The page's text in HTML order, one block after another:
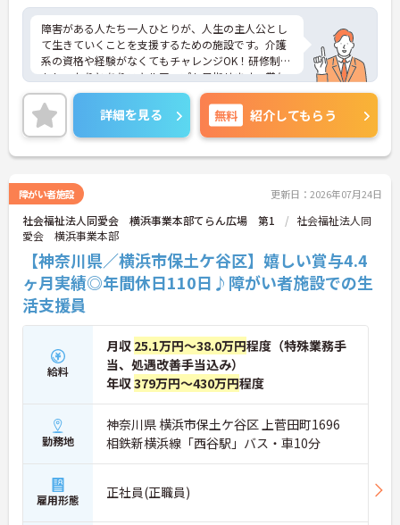
障害がある人たち一人ひとりが、人生の主人公とし
て生きていくことを支援するための施設です。介護
系の資格や経験がなくてもチャレンジOK！研修制度
もしっかりとありスキルアップも目指せます。賞与
は4ヶ月以上の支給実績もありモチベーションにも
つながります。ご興味ある方には、面接対策ポイン
トなど、さらに詳細をお話しいたしますのでお気軽
にご相談ください！
詳細を見る 無料 紹介してもらう
障がい者施設 更新日：2026年07月24日
社会福祉法人同愛会 横浜事業本部てらん広場 第1
社会福祉法人同
愛会 横浜事業本部
【神奈川県／横浜市保土ケ谷区】嬉しい賞与4.4
ヶ月実績◎年間休日110日♪障がい者施設での生
活支援員
給料
月収 25.1万円～38.0万円程度（特殊業務手
当、処遇改善手当込み）
年収379万円～430万円程度
勤務地
神奈川県 横浜市保土ケ谷区 上菅田町1696
相鉄新横浜線「西谷駅」バス・車10分
雇用形態 正社員(正職員)